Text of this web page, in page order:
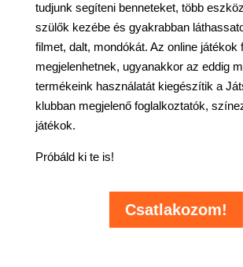
tudjunk segíteni benneteket, több
szülők kezébe és gyakrabban
filmet, dalt, mondókát. Az online játékok
megjelenhetnek, ugyanakkor az eddig
termékeink használatát kiegészítik a
klubban megjelenő foglalkoztatók,
játékok.
Próbáld ki te is!
Csatlakozom!